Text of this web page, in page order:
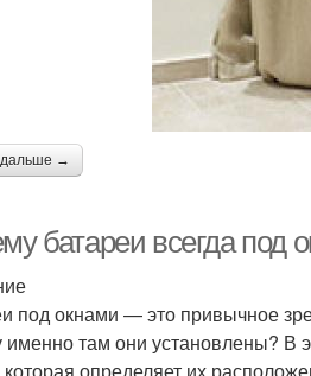
дальше →
батареи всегда под
под окнами — это привычное
именно там они установлены? В